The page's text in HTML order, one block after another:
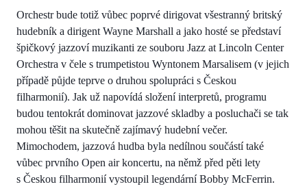
Orchestr bude totiž vůbec poprvé dirigovat všestranný britský
hudebník a dirigent Wayne Marshall a jako hosté se představí
špičkový jazzoví muzikanti ze souboru Jazz at Lincoln Center
Orchestra v čele s trumpetistou Wyntonem Marsalisem (v jejich
případě půjde teprve o druhou spolupráci s Českou
filharmonií). Jak už napovídá složení interpretů, programu
budou tentokrát dominovat jazzové skladby a posluchači se tak
mohou těšit na skutečně zajímavý hudební večer.
Mimochodem, jazzová hudba byla nedílnou součástí také
vůbec prvního Open air koncertu, na němž před pěti lety
s Českou filharmonií vystoupil legendární Bobby McFerrin.